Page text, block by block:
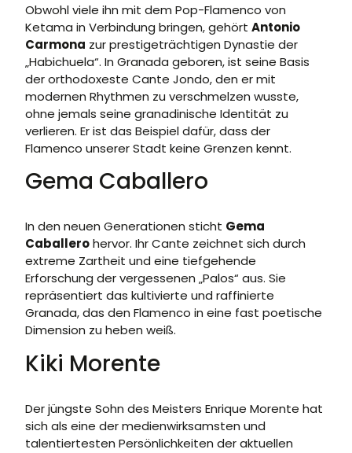
Obwohl viele ihn mit dem Pop-Flamenco von
Ketama in Verbindung bringen, gehört Antonio
Carmona zur prestigeträchtigen Dynastie der
„Habichuela“. In Granada geboren, ist seine Basis
der orthodoxeste Cante Jondo, den er mit
modernen Rhythmen zu verschmelzen wusste,
ohne jemals seine granadinische Identität zu
verlieren. Er ist das Beispiel dafür, dass der
Flamenco unserer Stadt keine Grenzen kennt.
Gema Caballero
In den neuen Generationen sticht Gema
Caballerohervor. Ihr Cante zeichnet sich durch
extreme Zartheit und eine tiefgehende
Erforschung der vergessenen „Palos“ aus. Sie
repräsentiert das kultivierte und raffinierte
Granada, das den Flamenco in eine fast poetische
Dimension zu heben weiß.
Kiki Morente
Der jüngste Sohn des Meisters Enrique Morente hat
sich als eine der medienwirksamsten und
talentiertesten Persönlichkeiten der aktuellen